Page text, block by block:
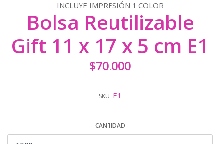
INCLUYE IMPRESIÓN 1 COLOR
Bolsa Reutilizable
Gift 11 x 17 x 5 cm E1
$70.000
SKU: E1
CANTIDAD